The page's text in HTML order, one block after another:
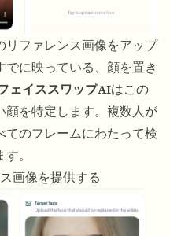
ファレンス画像をアップ
に映っている、顔を置き
ェイススワップAIはこの
を特定します。複数人が
のフレームにわたって検
。
画像を提供する